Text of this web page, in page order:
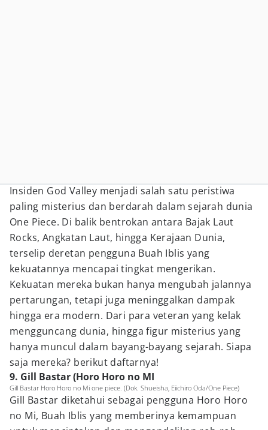
Insiden God Valley menjadi salah satu peristiwa
paling misterius dan berdarah dalam sejarah dunia
One Piece. Di balik bentrokan antara Bajak Laut
Rocks, Angkatan Laut, hingga Kerajaan Dunia,
terselip deretan pengguna Buah Iblis yang
kekuatannya mencapai tingkat mengerikan.
Kekuatan mereka bukan hanya mengubah jalannya
pertarungan, tetapi juga meninggalkan dampak
hingga era modern. Dari para veteran yang kelak
mengguncang dunia, hingga figur misterius yang
hanya muncul dalam bayang-bayang sejarah. Siapa
saja mereka? berikut daftarnya!
9. Gill Bastar (Horo Horo no MI
Gill Bastar Horo Horo no Mi one piece. (Dok. Shueisha, Eiichiro Oda/One Piece)
Gill Bastar diketahui sebagai pengguna Horo Horo
no Mi, Buah Iblis yang memberinya kemampuan